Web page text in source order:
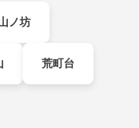
ノ坊
荒町台